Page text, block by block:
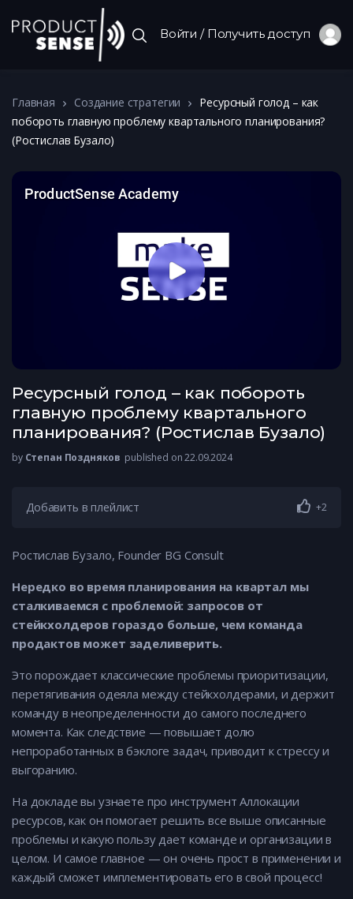
Войти / Получить доступ
Главная Создание стратегии
Ресурсный голод – как
побороть главную проблему квартального планирования?
(Ростислав Бузало)
Ресурсный голод – как побороть
главную проблему квартального
планирования? (Ростислав Бузало)
by Степан Поздняков published on 22.09.2024
Добавить в плейлист +2
Ростислав Бузало, Founder BG Consult
Нередко во время планирования на квартал мы
сталкиваемся с проблемой: запросов от
стейкхолдеров гораздо больше, чем команда
продактов может заделиверить.
Это порождает классические проблемы приоритизации,
перетягивания одеяла между стейкхолдерами, и держит
команду в неопределенности до самого последнего
момента. Как следствие — повышает долю
непроработанных в бэклоге задач, приводит к стрессу и
выгоранию.
На докладе вы узнаете про инструмент Аллокации
ресурсов, как он помогает решить все выше описанные
проблемы и какую пользу дает команде и организации в
целом. И самое главное — он очень прост в применении и
каждый сможет имплементировать его в свой процесс!